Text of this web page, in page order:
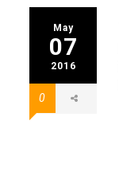
May
07
2016
0